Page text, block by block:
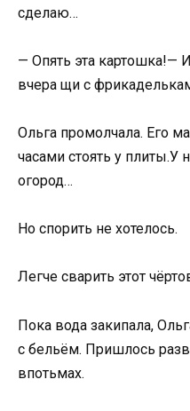
сделаю…
— Опять эта
вчера щи с
Ольга промолчала. Его
часами стоять у плиты.У
огород…
Но спорить не хотелось.
Легче сварить этот
Пока вода закипала,
с бельём. Пришлось
впотьмах.